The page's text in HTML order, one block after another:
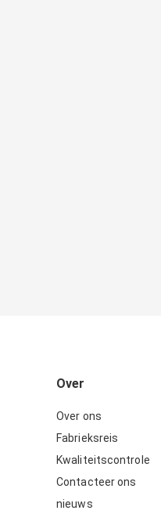
Over
Over ons
Fabrieksreis
Kwaliteitscontrole
Contacteer ons
nieuws